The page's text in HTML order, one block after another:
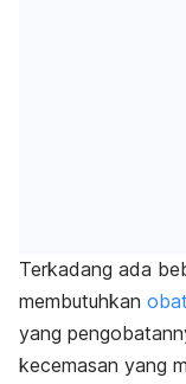
Terkadang ada
membutuhkan
yang
kecemasan yang